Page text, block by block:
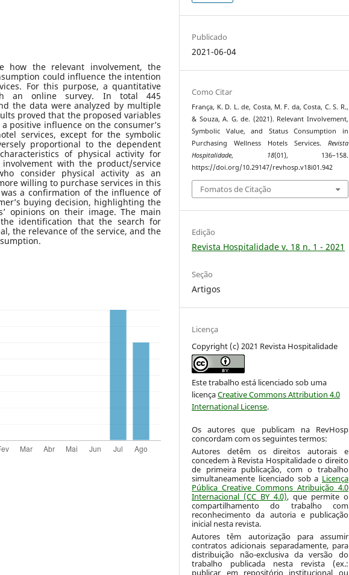
how the relevant involvement, the
could influence the intention
For this purpose, a quantitative
an online survey. In total 445
the data were analyzed by multiple
proved that the proposed variables
positive influence on the consumer’s
services, except for the symbolic
proportional to the dependent
of physical activity for
with the product/service
consider physical activity as an
willing to purchase services in this
a confirmation of the influence of
buying decision, highlighting the
opinions on their image. The main
identification that the search for
the relevance of the service, and the
Publicado
2021-06-04
Como Citar
França, K. D. L. de, Costa, M. F. da, Costa, C. S. R.,
& Souza, A. G. de. (2021). Relevant Involvement,
Symbolic Value, and Status Consumption in
Purchasing Wellness Hotels Services. Revista
Hospitalidade, 18(01), 136–158.
https://doi.org/10.29147/revhosp.v18i01.942
Fomatos de Citação
Edição
Revista Hospitalidade v. 18 n. 1 - 2021
Seção
Artigos
Licença
Copyright (c) 2021 Revista Hospitalidade
Este trabalho está licenciado sob uma
licençaCreative Commons Attribution 4.0
International License.
Os autores que publicam na RevHosp
concordam com os seguintes termos:
Autores detêm os direitos autorais e
concedem à Revista Hospitalidade o direito
de primeira publicação, com o trabalho
simultaneamente licenciado sob a Licença
Pública Creative Commons Atribuição 4.0
Internacional (CC BY 4.0), que permite o
compartilhamento do trabalho com
reconhecimento da autoria e publicação
inicial nesta revista.
Autores têm autorização para assumir
contratos adicionais separadamente, para
distribuição não-exclusiva da versão do
trabalho publicada nesta revista (ex.:
publicar em repositório institucional ou